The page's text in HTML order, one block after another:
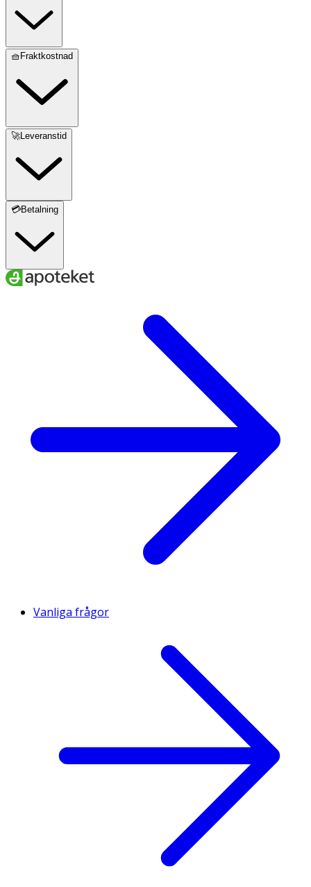
🧺Fraktkostnad
🚀Leveranstid
💳Betalning
Vanliga frågor